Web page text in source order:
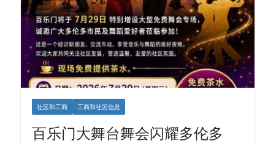
社区和工商 工商和社区信息
百乐门大舞台舞会闪耀多伦多